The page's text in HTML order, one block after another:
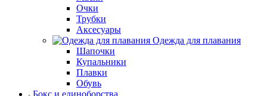
Очки
Трубки
Аксесуары
Одежда для плавания
Шапочки
Купальники
Плавки
Обувь
Бокс и единоборства